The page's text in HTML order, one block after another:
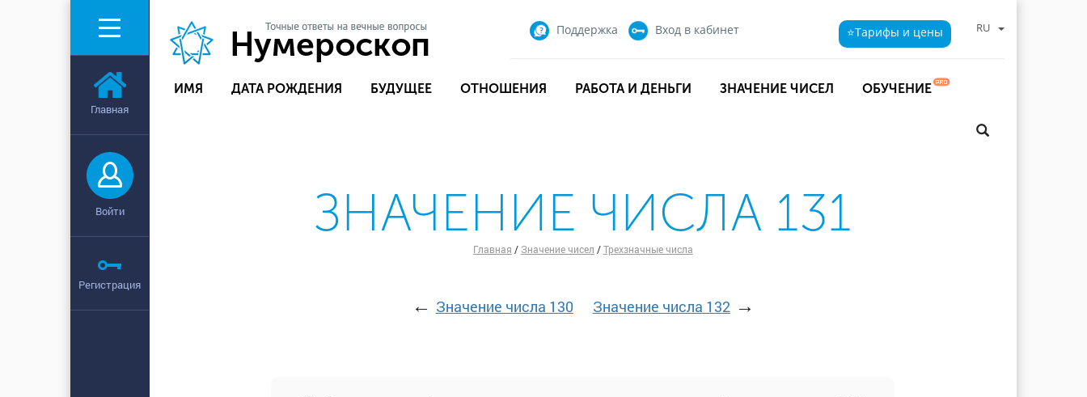
Главная
Войти
Регистрация
Поддержка Вход в кабинет ⭐Тарифы и цены RU
ИМЯ ДАТА РОЖДЕНИЯ БУДУЩЕЕ ОТНОШЕНИЯ РАБОТА И ДЕНЬГИ ЗНАЧЕНИЕ ЧИСЕЛ ОБУЧЕНИЕ
ЗНАЧЕНИЕ ЧИСЛА 131
Главная / Значение чисел /Трехзначные числа
← Значение числа 130 Значение числа 132→